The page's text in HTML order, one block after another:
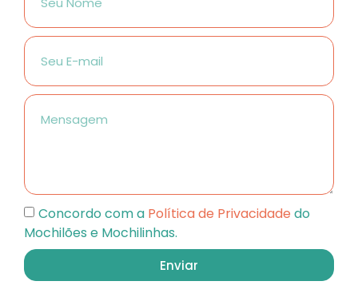
Concordo com a Política de Privacidade do
Mochilões e Mochilinhas.
Enviar